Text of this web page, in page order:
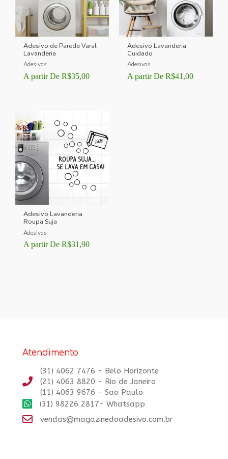
Adesivo de Parede Varal
Lavanderia
Adesivos
A partir De R$35,00
Adesivo Lavanderia
Cuidado
Adesivos
A partir De R$41,00
Adesivo Lavanderia
Roupa Suja
Adesivos
A partir De R$31,90
Atendimento
(31) 4062 7476 - Belo Horizonte
(21) 4063 8820 - Rio de Janeiro
(11) 4063 9676 - Sao Paulo
(31) 98226 2817- Whatsapp
vendas@magazinedoadesivo.com.br